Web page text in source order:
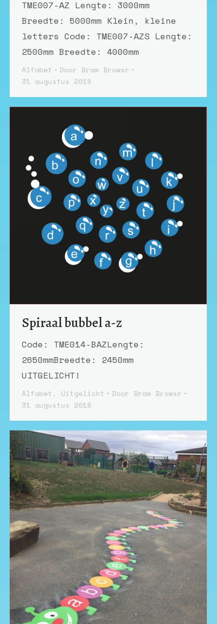
TME007-AZ Lengte: 3000mm
Breedte: 5000mm Klein, kleine
letters Code: TME007-AZS Lengte:
2500mm Breedte: 4000mm
Alfabet Door Bram Browsr
31 augustus 2019
Spiraal bubbel a-z
Code: TME014-BAZLengte:
2650mmBreedte: 2450mm
UITGELICHT!
Alfabet , Uitgelicht Door Bram Browsr
31 augustus 2019